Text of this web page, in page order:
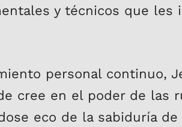
y técnicos que les
personal continuo,
cree en el poder de las
eco de la sabiduría